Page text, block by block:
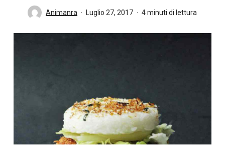
Animanra Luglio 27, 2017 4 minuti di lettura